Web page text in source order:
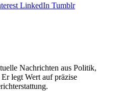
LinkedIn Tumblr
Nachrichten aus Politik,
legt Wert auf präzise